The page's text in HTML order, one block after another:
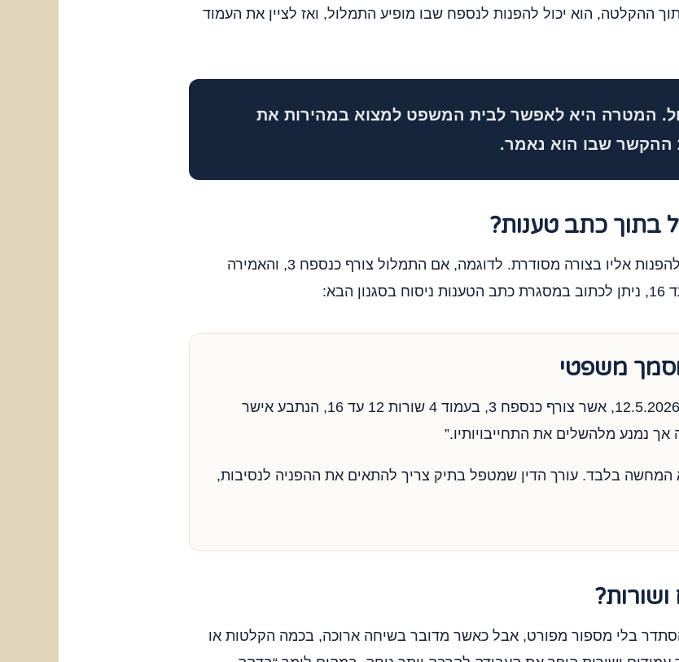
ההקלטה, הוא יכול להפנות לנספח שבו מופיע התמלול, ואז לציין את העמוד
המטרה היא לאפשר לבית המשפט למצוא במהירות את
ההקשר שבו הוא נאמר.
בתוך כתב טענות?
כאשר התמלול מצורף כנספח, אפשר להפנות אליו בצורה מסודרת. לדוגמה, אם התמלול צורף כנספח 3, והאמירה
משפטי
“כפי שעולה מתמלול השיחה מיום 12.5.2026, אשר צורף כנספח 3, בעמוד 4 שורות 12 עד 16, הנתבע אישר
נמנע מלהשלים את התחייבויותיו.”
המחשה בלבד. עורך הדין שמטפל בתיק צריך להתאים את ההפניה לנסיבות,
בלי מספור מפורט, אבל כאשר מדובר בשיחה ארוכה, בכמה הקלטות או